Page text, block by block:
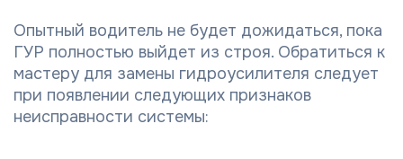
Опытный водитель не будет дожидаться, пока
ГУР полностью выйдет из строя. Обратиться к
мастеру для замены гидроусилителя следует
при появлении следующих признаков
неисправности системы: